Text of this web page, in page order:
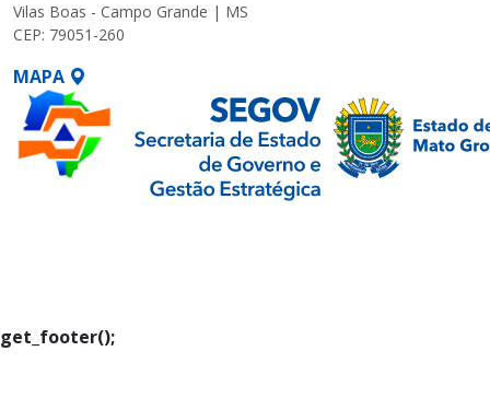
Vilas Boas - Campo Grande | MS
CEP: 79051-260
MAPA
get_footer();